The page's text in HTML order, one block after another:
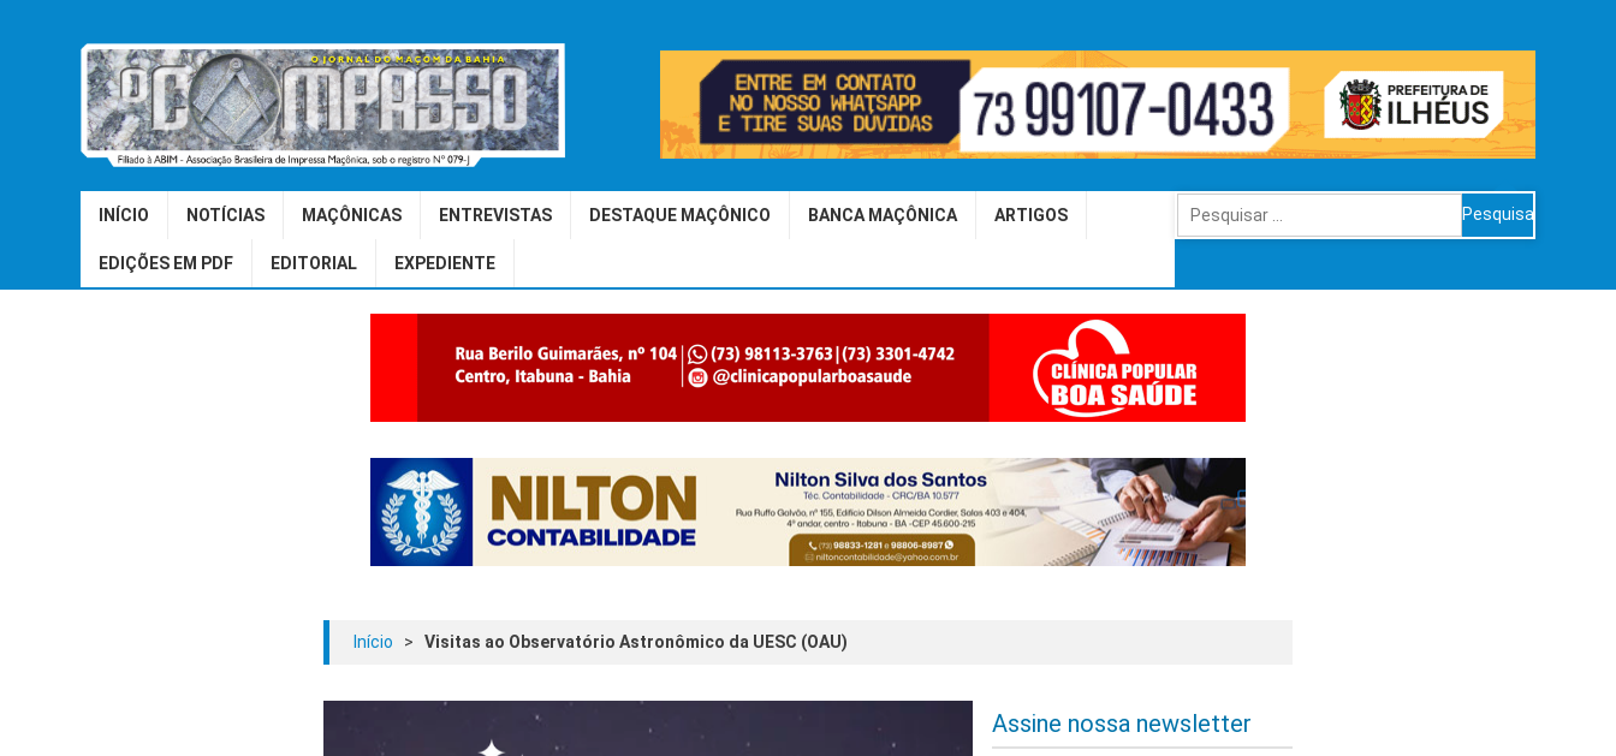
INÍCIO NOTÍCIAS MAÇÔNICAS ENTREVISTAS DESTAQUE MAÇÔNICO BANCA MAÇÔNICA ARTIGOS
EDIÇÕES EM PDF EDITORIAL EXPEDIENTE
Pesquisar
por:
Início > Visitas ao Observatório Astronômico da UESC (OAU)
Assine nossa newsletter